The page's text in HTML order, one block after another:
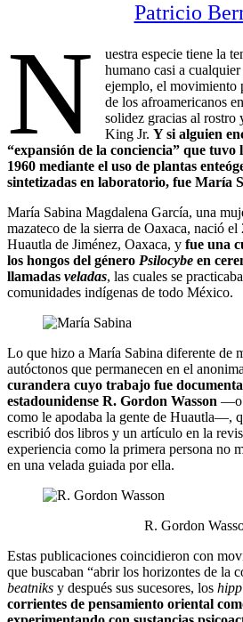
Patricio
N
uestra especie tiene la
humano casi a
ejemplo, el movimiento
de los afroamericanos
solidez gracias al
King Jr.Y si alguien
“expansión de la conciencia” que tuvo
1960 mediante el uso de plantas
sintetizadas en laboratorio, fue María
María Sabina Magdalena García, una
mazateco de la sierra de Oaxaca, nació
Huautla de Jiménez, Oaxaca, y fue una
los hongos del género Psilocybe en
llamadas veladas, las cuales se
comunidades indígenas de todo México.
Lo que hizo a María Sabina diferente de
autóctonos que permanecen en el
curandera cuyo trabajo fue
estadounidense R. Gordon Wasson —o
como le apodaba la gente de Huautla—,
escribió dos libros y un artículo en la
experiencia como la primera persona no
en una velada guiada por ella.
R. Gordon
Estas publicaciones coincidieron con
que buscaban “abrir los horizontes de la
beatniks y después sus sucesores, los
corrientes de pensamiento oriental